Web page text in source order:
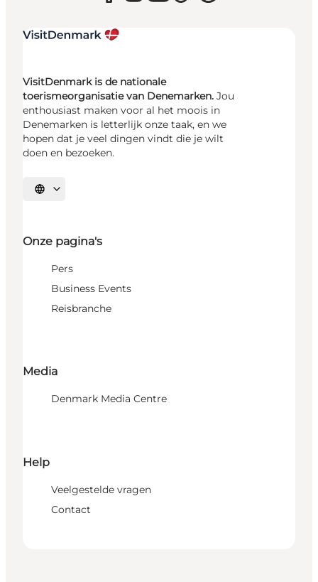
VisitDenmark is de nationale
toerismeorganisatie van Denemarken. Jou
enthousiast maken voor al het moois in
Denemarken is letterlijk onze taak, en we
hopen dat je veel dingen vindt die je wilt
doen en bezoeken.
Selecteer taal
Onze pagina's
Pers
Business Events
Reisbranche
Media
Denmark Media Centre
Help
Veelgestelde vragen
Contact